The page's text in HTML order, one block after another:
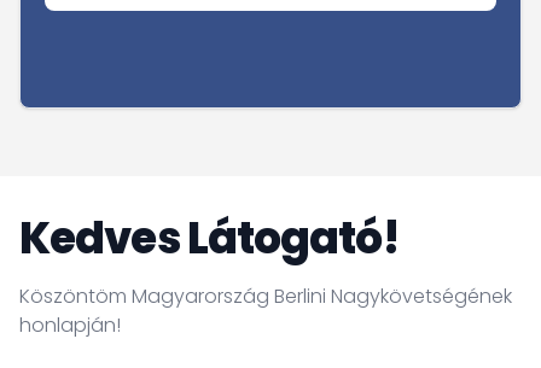
Kedves Látogató!
Köszöntöm Magyarország Berlini Nagykövetségének
honlapján!